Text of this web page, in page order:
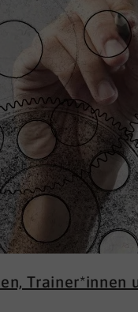
Trainer*innen